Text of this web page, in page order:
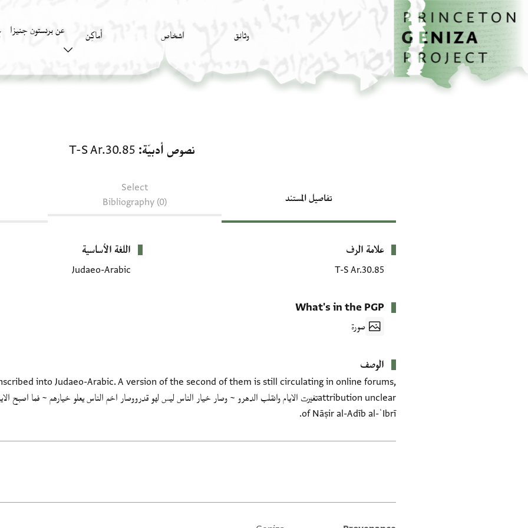
تخطي إلى المحتوى الرئيسي
الصفحة الرئيسية
وثائق اشخاص أَماكِن عن برنستون جنيزا
نصوص أدبيّة T-S Ar.30.85
تفاصيل المستند
Select
Bibliography (0)
بيانات التعريف
علامة الرف
T-S Ar.30.85
اللغة الأساسية
Judaeo-Arabic
What's in the PGP
صورة
الوصف
into Judaeo-Arabic. A version of the second of them is still circulating in online forums,
of Nāṣir al-Adīb al-ʿIbrī.